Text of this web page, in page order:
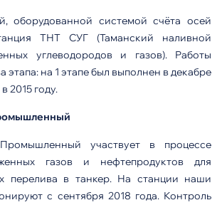
оборудованной системой счёта осей
ТНТ СУГ (Таманский наливной
углеводородов и газов). Работы
этапа: на 1 этапе был выполнен в декабре
2015 году.
участвует в процессе
газов и нефтепродуктов для
перелива в танкер. На станции наши
с сентября 2018 года. Контроль